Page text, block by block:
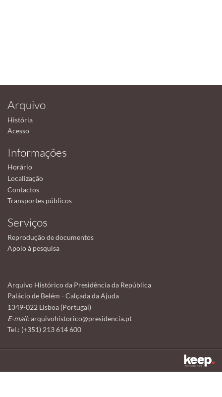
Arquivo
História
Acesso
Informações
Horário
Localização
Contactos
Transportes públicos
Serviços
Reprodução de documentos
Apoio à pesquisa
Arquivo Histórico da Presidência da República
Palácio de Belém - Calçada da Ajuda
1349-022 Lisboa (Portugal)
E-mail:arquivohistorico@presidencia.pt
Tel.: (+351) 213 614 600